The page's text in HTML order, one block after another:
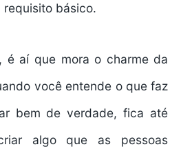
básico.
é aí que mora o charme da
você entende o que faz
bem de verdade, fica até
algo que as pessoas